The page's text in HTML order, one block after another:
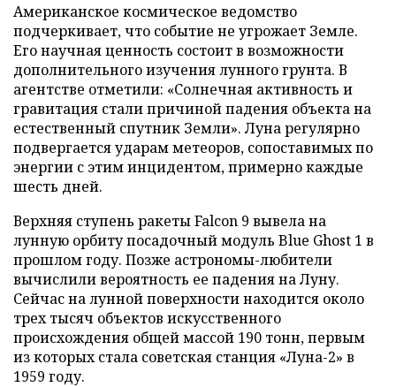
Американское космическое ведомство
подчеркивает, что событие не угрожает Земле.
Его научная ценность состоит в возможности
дополнительного изучения лунного грунта. В
агентстве отметили: «Солнечная активность и
гравитация стали причиной падения объекта на
естественный спутник Земли». Луна регулярно
подвергается ударам метеоров, сопоставимых по
энергии с этим инцидентом, примерно каждые
шесть дней.
Верхняя ступень ракеты Falcon 9 вывела на
лунную орбиту посадочный модуль Blue Ghost 1 в
прошлом году. Позже астрономы-любители
вычислили вероятность ее падения на Луну.
Сейчас на лунной поверхности находится около
трех тысяч объектов искусственного
происхождения общей массой 190 тонн, первым
из которых стала советская станция «Луна-2» в
1959 году.